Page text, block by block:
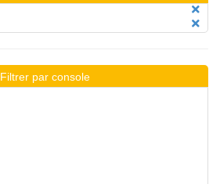
Filtrer par console